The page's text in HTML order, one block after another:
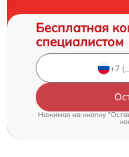
Бесплатная
специалистом
Нажимая на кнопку